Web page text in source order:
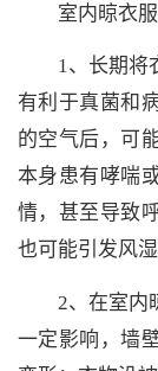
室内晾衣服
1、长期将
有利于真菌和
的空气后，可
本身患有哮喘
情，甚至导致
也可能引发风湿
2、在室内
一定影响，墙